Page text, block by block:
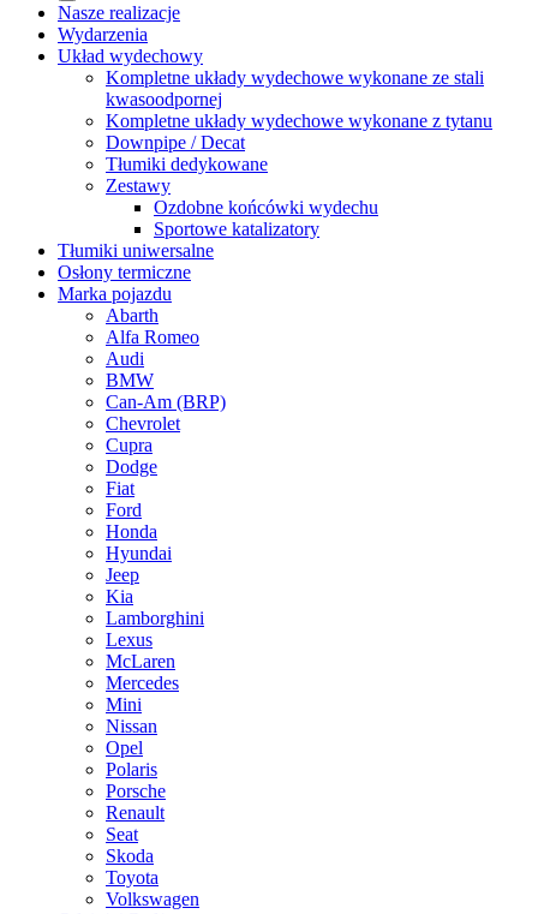
Nasze realizacje
Wydarzenia
Układ wydechowy
Kompletne układy wydechowe wykonane ze stali
kwasoodpornej
Kompletne układy wydechowe wykonane z tytanu
Downpipe / Decat
Tłumiki dedykowane
Zestawy
Ozdobne końcówki wydechu
Sportowe katalizatory
Tłumiki uniwersalne
Osłony termiczne
Marka pojazdu
Abarth
Alfa Romeo
Audi
BMW
Can-Am (BRP)
Chevrolet
Cupra
Dodge
Fiat
Ford
Honda
Hyundai
Jeep
Kia
Lamborghini
Lexus
McLaren
Mercedes
Mini
Nissan
Opel
Polaris
Porsche
Renault
Seat
Skoda
Toyota
Volkswagen